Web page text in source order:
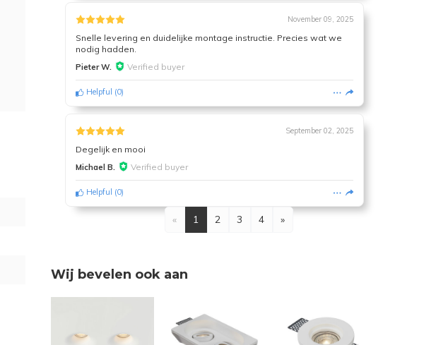
November 09, 2025
Snelle levering en duidelijke montage instructie. Precies wat we
nodig hadden.
Pieter W. Verified buyer
Helpful (0)
September 02, 2025
Degelijk en mooi
Michael B. Verified buyer
Helpful (0)
« 1 2 3 4 »
Wij bevelen ook aan